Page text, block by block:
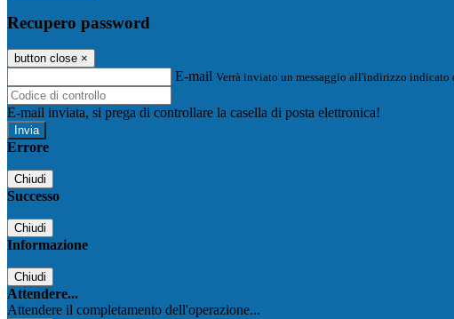
Recupero password
button close ×
E-mail Verrà inviato un messaggio all'indirizzo indicato
E-mail inviata, si prega di controllare la casella di posta elettronica!
Errore
Chiudi
Successo
Chiudi
Informazione
Chiudi
Attendere...
Attendere il completamento dell'operazione...